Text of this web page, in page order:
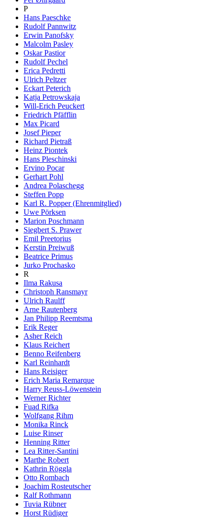
P
Hans Paeschke
Rudolf Pannwitz
Erwin Panofsky
Malcolm Pasley
Oskar Pastior
Rudolf Pechel
Erica Pedretti
Ulrich Peltzer
Eckart Peterich
Katja Petrowskaja
Will-Erich Peuckert
Friedrich Pfäfflin
Max Picard
Josef Pieper
Richard Pietraß
Heinz Piontek
Hans Pleschinski
Ervino Pocar
Gerhart Pohl
Andrea Polaschegg
Steffen Popp
Karl R. Popper (Ehrenmitglied)
Uwe Pörksen
Marion Poschmann
Siegbert S. Prawer
Emil Preetorius
Kerstin Preiwuß
Beatrice Primus
Jurko Prochasko
R
Ilma Rakusa
Christoph Ransmayr
Ulrich Raulff
Arne Rautenberg
Jan Philipp Reemtsma
Erik Reger
Asher Reich
Klaus Reichert
Benno Reifenberg
Karl Reinhardt
Hans Reisiger
Erich Maria Remarque
Harry Reuss-Löwenstein
Werner Richter
Fuad Rifka
Wolfgang Rihm
Monika Rinck
Luise Rinser
Henning Ritter
Lea Ritter-Santini
Marthe Robert
Kathrin Röggla
Otto Rombach
Joachim Rosteutscher
Ralf Rothmann
Tuvia Rübner
Horst Rüdiger